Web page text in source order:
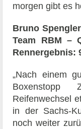
morgen gibt es
Bruno
Team RBM –
Rennergebnis:
„Nach einem
Reifenwechsel
in der Sachs-
noch weiter